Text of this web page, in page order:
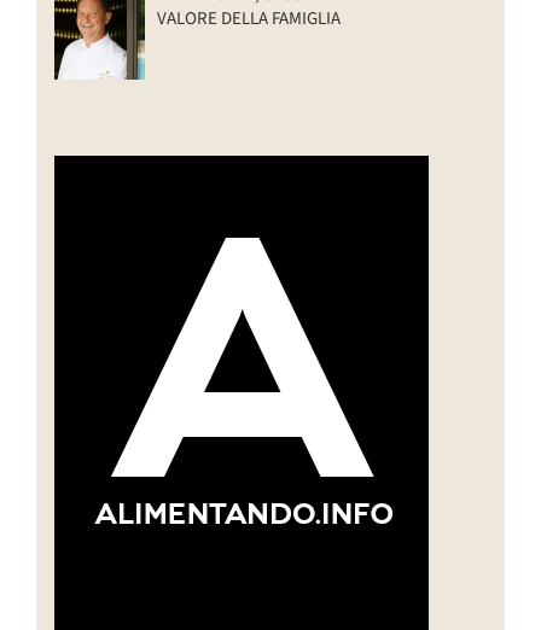
VALORE DELLA FAMIGLIA